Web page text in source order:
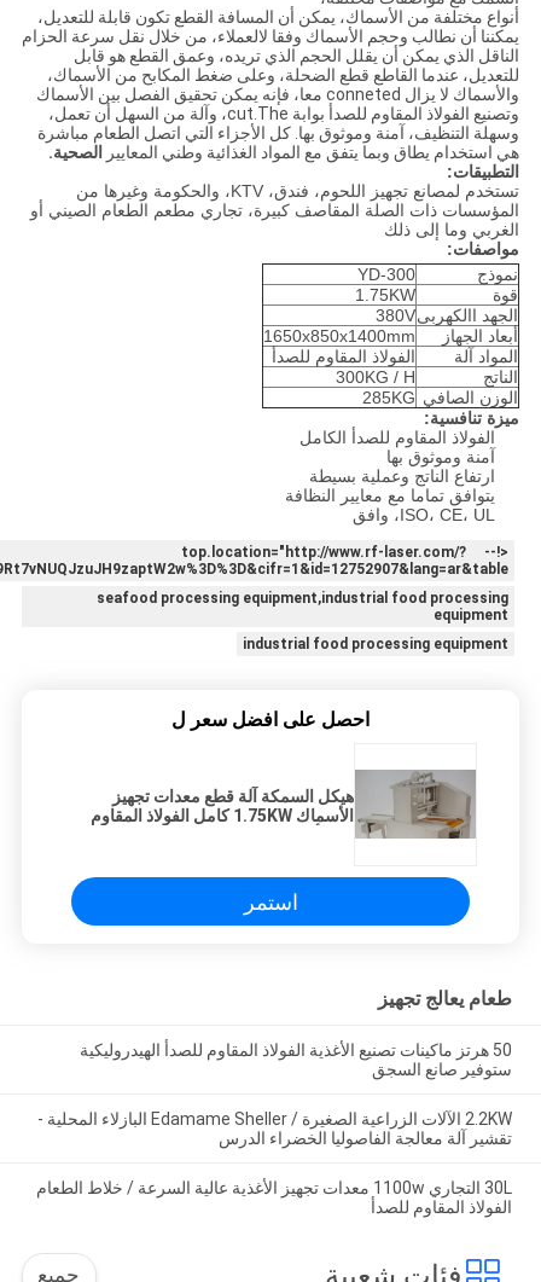
أنواع مختلفة من الأسماك، يمكن أن المسافة القطع تكون قابلة للتعديل،
يمكننا أن نطالب وحجم الأسماك وفقا لالعملاء، من خلال نقل سرعة الحزام
الناقل الذي يمكن أن يقلل الحجم الذي تريده، وعمق القطع هو قابل
للتعديل، عندما القاطع قطع الضحلة، وعلى ضغط المكابح من الأسماك،
والأسماك لا يزال conneted معا، فإنه يمكن تحقيق الفصل بين الأسماك
وتصنيع الفولاذ المقاوم للصدأ بوابة cut.The، وآلة من السهل أن تعمل،
وسهلة التنظيف، آمنة وموثوق بها. كل الأجزاء التي اتصل الطعام مباشرة
هي استخدام يطاق وبما يتفق مع المواد الغذائية وطني المعايير
الصحية.
التطبيقات:
تستخدم لمصانع تجهيز اللحوم، فندق، KTV، والحكومة وغيرها من
المؤسسات ذات الصلة المقاصف كبيرة، تجاري مطعم الطعام الصيني أو
الغربي وما إلى ذلك
مواصفات:
نموذج
YD-300
قوة
1.75KW
الجهد االكهربى380V
أبعاد الجهاز
1650x850x1400mm
المواد آلة
الفولاذ المقاوم للصدأ
الناتج
300KG / H
الوزن الصافي 285KG
ميزة تنافسية:
الفولاذ المقاوم للصدأ الكامل
آمنة وموثوق بها
ارتفاع الناتج وعملية بسيطة
يتوافق تماما مع معايير النظافة
ISO، CE، UL، وافق
<!-- top.location="http://www.rf-laser.com/?
seafood processing equipment,industrial food processing
equipment
industrial food processing equipment
احصل على افضل سعر ل
هيكل السمكة آلة قطع معدات تجهيز
الأسماك 1.75KW كامل الفولاذ المقاوم
استمر
طعام يعالج تجهيز
50 هرتز ماكينات تصنيع الأغذية الفولاذ المقاوم للصدأ الهيدروليكية
ستوفير صانع السجق
2.2KW الآلات الزراعية الصغيرة / Edamame Sheller البازلاء المحلية -
تقشير آلة معالجة الفاصوليا الخضراء الدرس
30L التجاري 1100w معدات تجهيز الأغذية عالية السرعة / خلاط الطعام
الفولاذ المقاوم للصدأ
جميع